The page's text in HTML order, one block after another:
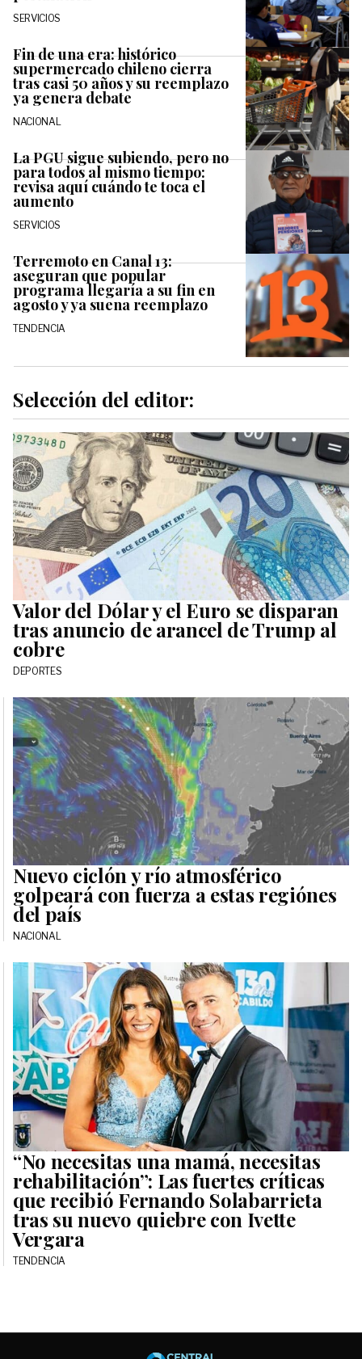
SERVICIOS
Fin de una era: histórico
supermercado chileno cierra
tras casi 50 años y su reemplazo
ya genera debate
NACIONAL
La PGU sigue subiendo, pero no
para todos al mismo tiempo:
revisa aquí cuándo te toca el
aumento
SERVICIOS
Terremoto en Canal 13:
aseguran que popular
programa llegaría a su fin en
agosto y ya suena reemplazo
TENDENCIA
Selección del editor:
Valor del Dólar y el Euro se disparan
tras anuncio de arancel de Trump al
cobre
DEPORTES
Nuevo ciclón y río atmosférico
golpeará con fuerza a estas regiónes
del país
NACIONAL
“No necesitas una mamá, necesitas
rehabilitación”: Las fuertes críticas
que recibió Fernando Solabarrieta
tras su nuevo quiebre con Ivette
Vergara
TENDENCIA